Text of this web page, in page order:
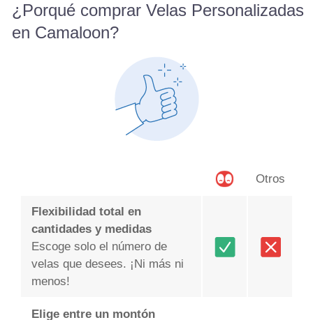
¿Porqué comprar Velas Personalizadas
en Camaloon?
Otros
Flexibilidad total en
cantidades y medidas
Escoge solo el número de
velas que desees. ¡Ni más ni
menos!
Elige entre un montón